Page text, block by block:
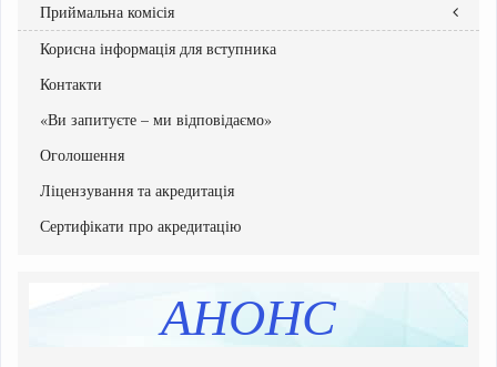
Приймальна комісія
Склад Приймальної комісії
Графік роботи приймальної комісії
Корисна інформація для вступника
Контакти
«Ви запитуєте – ми відповідаємо»
Оголошення
Ліцензування та акредитація
Сертифікати про акредитацію
АНОНС